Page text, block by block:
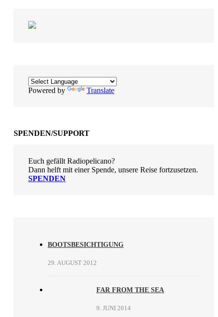
Powered by Translate
SPENDEN/SUPPORT
Euch gefällt Radiopelicano?
Dann helft mit einer Spende, unsere Reise fortzusetzen.
SPENDEN
BOOTSBESICHTIGUNG
29. AUGUST 2012
FAR FROM THE SEA
9. JUNI 2014